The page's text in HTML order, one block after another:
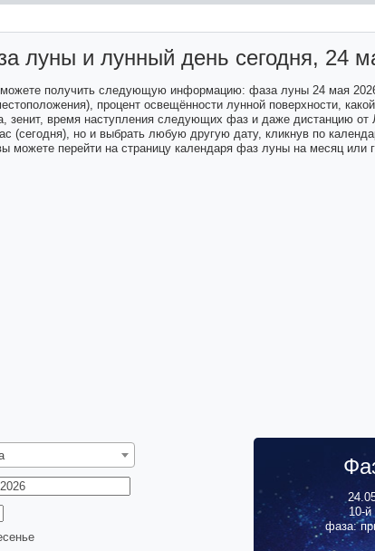
луны и лунный день сегодня, 24
получить следующую информацию: фаза луны 24 мая
процент освещённости лунной поверхности,
зенит, время наступления следующих фаз и даже дистанцию
(сегодня), но и выбрать любую другую дату, кликнув по
можете перейти на страницу календаря фаз луны на месяц или
10-й
фаза: